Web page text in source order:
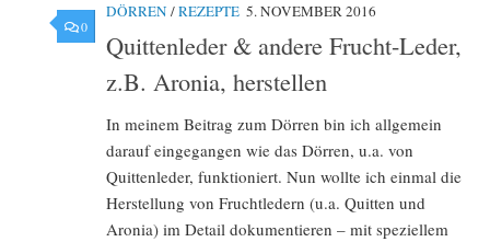
0
DÖRREN /REZEPTE 5. NOVEMBER 2016
Quittenleder & andere Frucht-Leder,
z.B. Aronia, herstellen
In meinem Beitrag zum Dörren bin ich allgemein
darauf eingegangen wie das Dörren, u.a. von
Quittenleder, funktioniert. Nun wollte ich einmal die
Herstellung von Fruchtledern (u.a. Quitten und
Aronia) im Detail dokumentieren – mit speziellem